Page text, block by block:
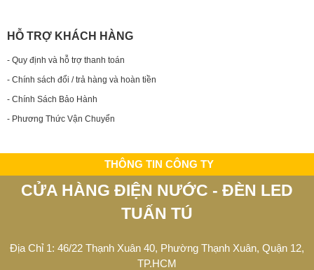
HỖ TRỢ KHÁCH HÀNG
- Quy định và hỗ trợ thanh toán
- Chính sách đổi / trả hàng và hoàn tiền
- Chính Sách Bảo Hành
- Phương Thức Vận Chuyển
THÔNG TIN CÔNG TY
CỬA HÀNG ĐIỆN NƯỚC - ĐÈN LED
TUẤN TÚ
Địa Chỉ 1: 46/22 Thạnh Xuân 40, Phường Thạnh Xuân, Quận 12,
TP.HCM